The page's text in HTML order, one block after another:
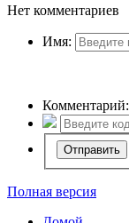
Нет комментариев
Имя:
Комментарий:
Полная версия